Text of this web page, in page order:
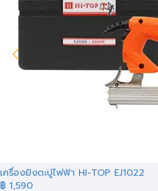
เครื่องยิงตะปูไฟฟ้า HI-TOP EJ1022
฿ 1,590